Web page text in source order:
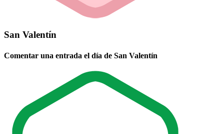
San Valentín
Comentar una entrada el día de San Valentín